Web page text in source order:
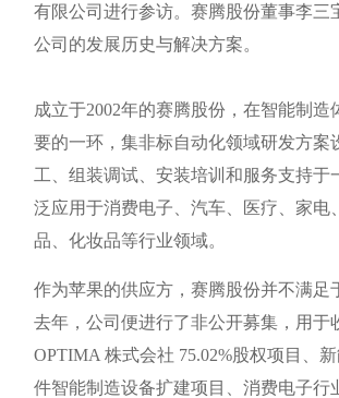
有限公司进行参访。赛腾股份董事李三
公司的发展历史与解决方案。
成立于2002年的赛腾股份，在智能制造
要的一环，集非标自动化领域研发方案
工、组装调试、安装培训和服务支持于
泛应用于消费电子、汽车、医疗、家电
品、化妆品等行业领域。
作为苹果的供应方，赛腾股份并不满足
去年，公司便进行了非公开募集，用于
OPTIMA 株式会社 75.02%股权项目、
件智能制造设备扩建项目、消费电子行